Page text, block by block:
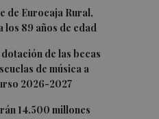
de Eurocaja Rural,
los 89 años de edad
dotación de las becas
de música a
2026-2027
14.500 millones